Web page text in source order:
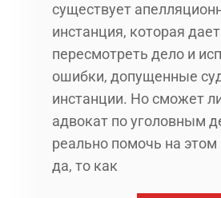
существует
инстанция, которая
пересмотреть дело и
ошибки, допущенные
инстанции. Но сможет
адвокат по уголовным
реально помочь на этом
да, то как